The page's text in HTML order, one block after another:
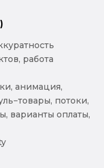
работа
анимация,
потоки,
варианты оплаты,